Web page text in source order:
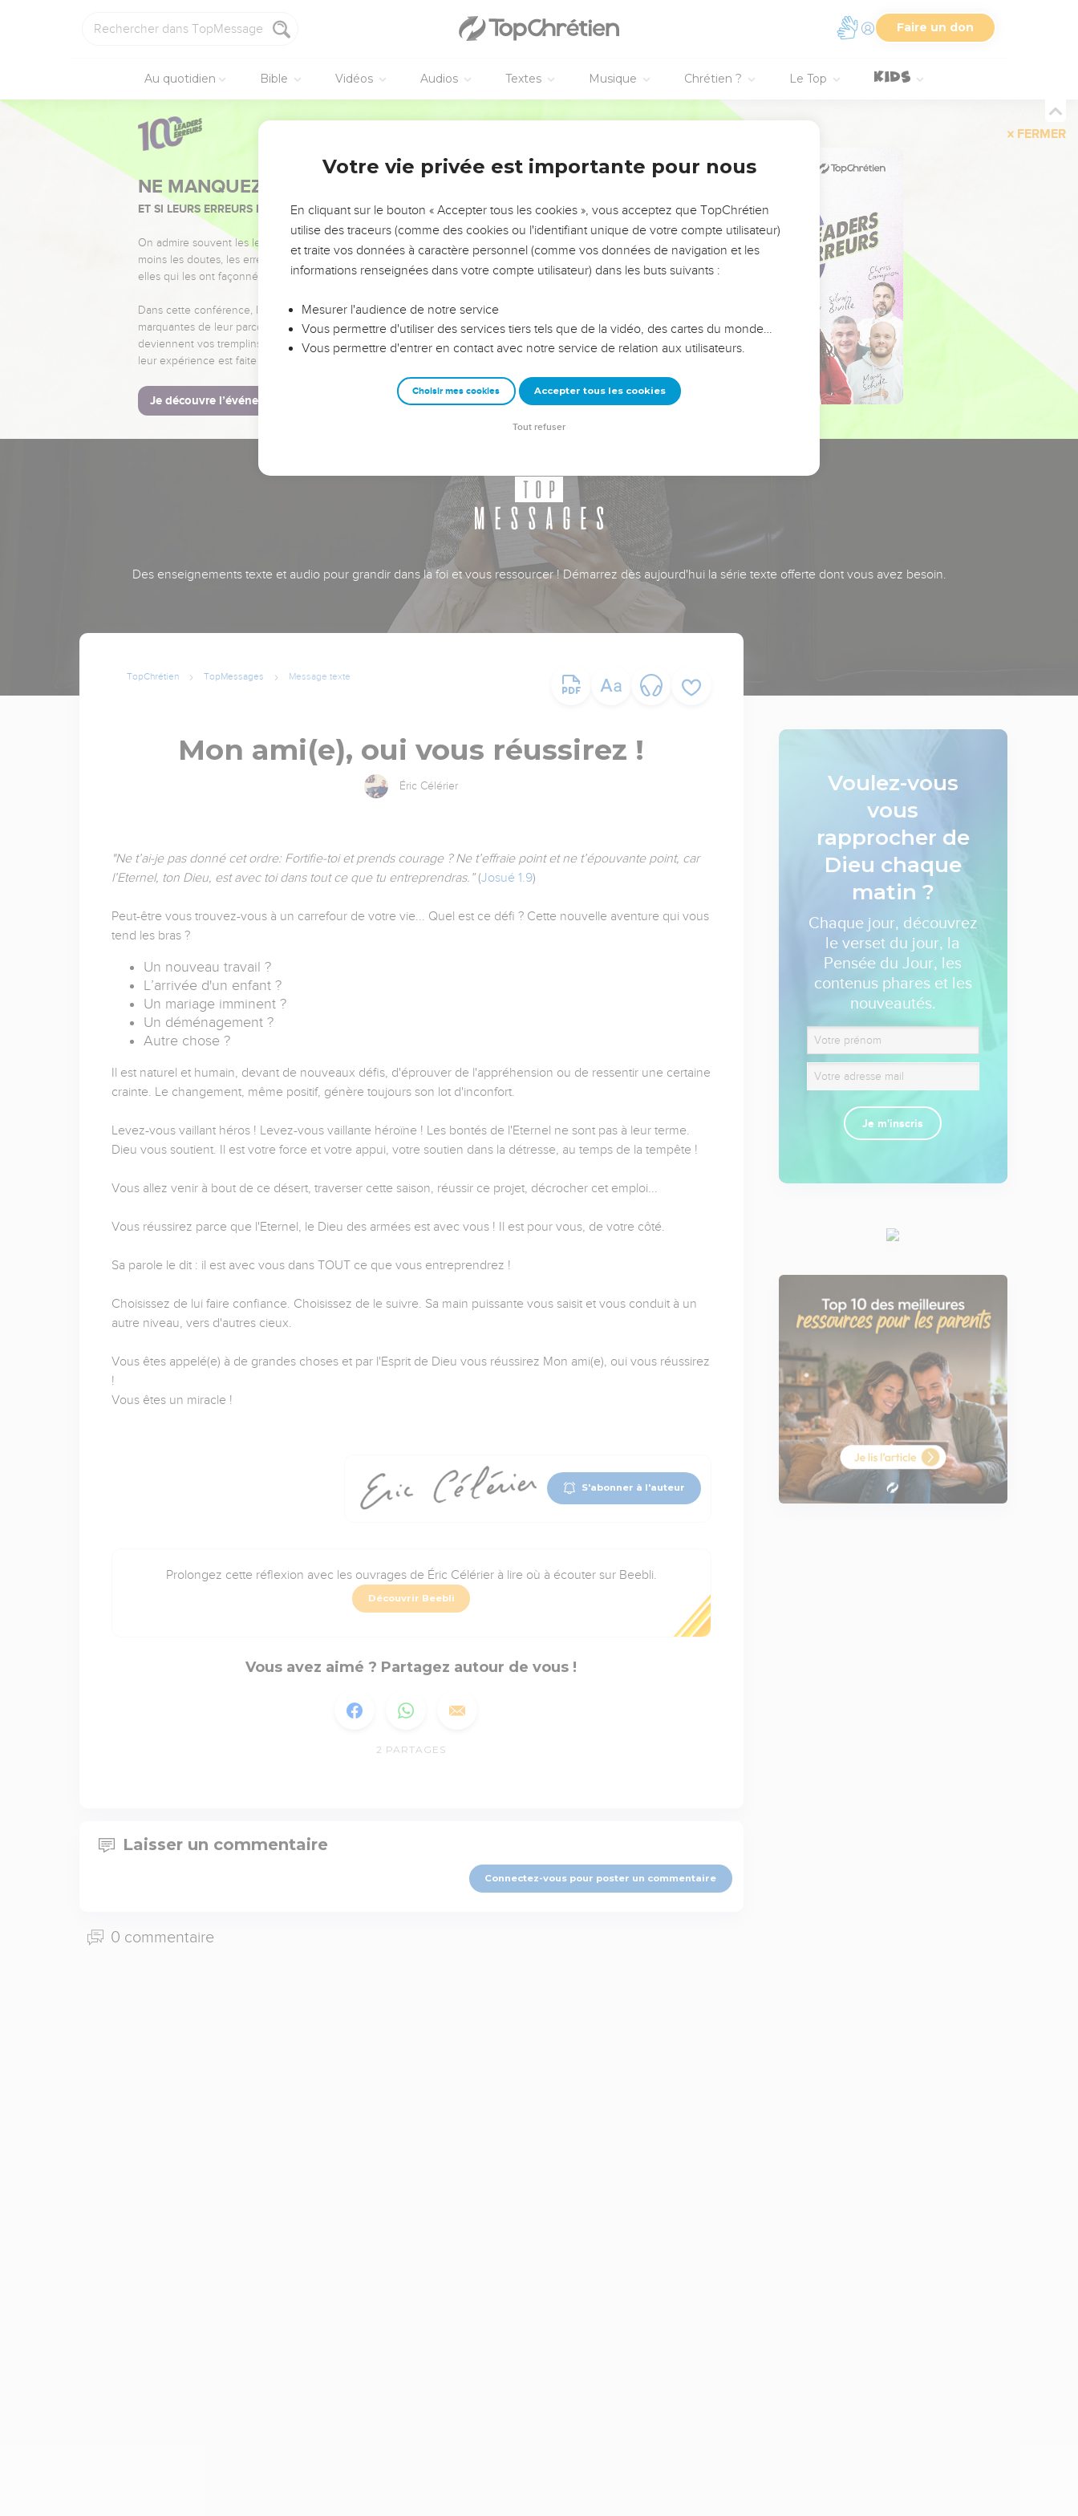
Faire un don
Au quotidien Bible Vidéos Audios Textes Musique Chrétien ? Le Top
FERMER
NE MANQUEZ PAS L’ÉVÉNEMENT DE L’ANNÉE !
ET SI LEURS ERREURS POUVAIENT VOUS ÉVITER LES VOTRES ?
On admire souvent les leaders pour leurs réussites, leur impact, leur foi ou leur vision. Mais on voit
moins les doutes, les erreurs et les saisons difficiles qu'ils ont traversés, alors même que ce sont
elles qui les ont façonnés.
Dans cette conférence, leaders, entrepreneurs, et responsables reviennent sur les erreurs
marquantes de leur parcours et les clés pour avancer avec plus de sagesse afin que leurs erreurs
deviennent vos tremplins. Que vous guidiez un ministère, une équipe, un groupe ou une famille,
leur expérience est faite pour vous.
Je découvre l’événement
Des enseignements texte et audio pour grandir dans la foi et vous ressourcer ! Démarrez dès aujourd'hui la série texte offerte dont vous avez besoin.
TopChrétien TopMessages Message texte
Mon ami(e), oui vous réussirez !
Éric Célérier
"Ne t’ai-je pas donné cet ordre: Fortifie-toi et prends courage ? Ne t’effraie point et ne t’épouvante point, car
l’Eternel, ton Dieu, est avec toi dans tout ce que tu entreprendras.”(Josué 1.9)
Peut-être vous trouvez-vous à un carrefour de votre vie... Quel est ce défi ? Cette nouvelle aventure qui vous
tend les bras ?
Un nouveau travail ?
L’arrivée d'un enfant ?
Un mariage imminent ?
Un déménagement ?
Autre chose ?
Il est naturel et humain, devant de nouveaux défis, d'éprouver de l'appréhension ou de ressentir une certaine
crainte. Le changement, même positif, génère toujours son lot d'inconfort.
Levez-vous vaillant héros ! Levez-vous vaillante héroïne ! Les bontés de l'Eternel ne sont pas à leur terme.
Dieu vous soutient. Il est votre force et votre appui, votre soutien dans la détresse, au temps de la tempête !
Vous allez venir à bout de ce désert, traverser cette saison, réussir ce projet, décrocher cet emploi...
Vous réussirez parce que l'Eternel, le Dieu des armées est avec vous ! Il est pour vous, de votre côté.
Sa parole le dit : il est avec vous dans TOUT ce que vous entreprendrez !
Choisissez de lui faire confiance. Choisissez de le suivre. Sa main puissante vous saisit et vous conduit à un
autre niveau, vers d'autres cieux.
Vous êtes appelé(e) à de grandes choses et par l'Esprit de Dieu vous réussirez Mon ami(e), oui vous réussirez
!
Vous êtes un miracle !
S'abonner à l'auteur
Prolongez cette réflexion avec les ouvrages de Éric Célérier à lire où à écouter sur Beebli.
Découvrir Beebli
Vous avez aimé ? Partagez autour de vous !
2 PARTAGES
Laisser un commentaire
Connectez-vous pour poster un commentaire
0 commentaire
Voulez-vous
vous
rapprocher de
Dieu chaque
matin ?
Chaque jour, découvrez
le verset du jour, la
Pensée du Jour, les
contenus phares et les
nouveautés.
Je m'inscris
Votre vie privée est importante pour nous
En cliquant sur le bouton « Accepter tous les cookies », vous acceptez que TopChrétien
utilise des traceurs (comme des cookies ou l'identifiant unique de votre compte utilisateur)
et traite vos données à caractère personnel (comme vos données de navigation et les
informations renseignées dans votre compte utilisateur) dans les buts suivants :
Mesurer l'audience de notre service
Vous permettre d'utiliser des services tiers tels que de la vidéo, des cartes du monde…
Vous permettre d'entrer en contact avec notre service de relation aux utilisateurs.
Choisir mes cookies Accepter tous les cookies
Tout refuser